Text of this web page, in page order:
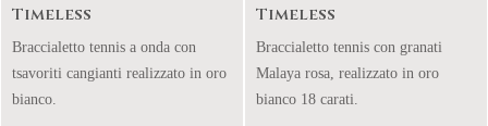
Timeless
Braccialetto tennis a onda con
tsavoriti cangianti realizzato in oro
bianco.
Timeless
Braccialetto tennis con granati
Malaya rosa, realizzato in oro
bianco 18 carati.